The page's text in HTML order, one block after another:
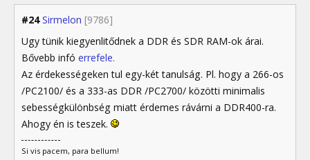
#24 Sirmelon [9786]
Ugy tünik kiegyenlitődnek a DDR és SDR RAM-ok árai.
Bővebb infó errefele.
Az érdekességeken tul egy-két tanulság. Pl. hogy a 266-os
/PC2100/ és a 333-as DDR /PC2700/ közötti minimalis
sebességkülönbség miatt érdemes rávárni a DDR400-ra.
Ahogy én is teszek.
Si vis pacem, para bellum!